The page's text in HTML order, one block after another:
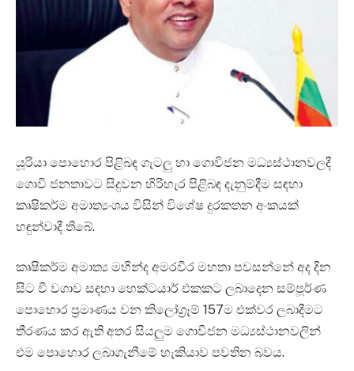
යූරියා පොහොර පිළිබඳ ගැටලු හා ගොවිජන මධ්‍යස්ථානවලදී
ගොවි ජනතාවට සිදුවන හිරිහැර පිළිබඳ දැනුම්දීම සඳහා
කෘෂිකර්ම අමාත්‍යංශය විසින් විශේෂ දුරකතන අංකයක්
හඳුන්වාදී තිබේ.
කෘෂිකර්ම අමාත්‍ය මහින්ද අමරවීර මහතා පවසන්නේ අද දින
සිට වී වගාව සඳහා හෙක්ටයාර් එකකට ලබාදෙන සම්පූර්ණ
පොහොර ප්‍රමාණය වන කිලෝග්‍රෑම් 157ම එක්වර ලබාදීමට
තීරණය කර ඇති අතර සියලුම ගොවිජන මධ්‍යස්ථානවලින්
එම පොහොර ලබාගැනීමේ හැකියාව පවතින බවය.